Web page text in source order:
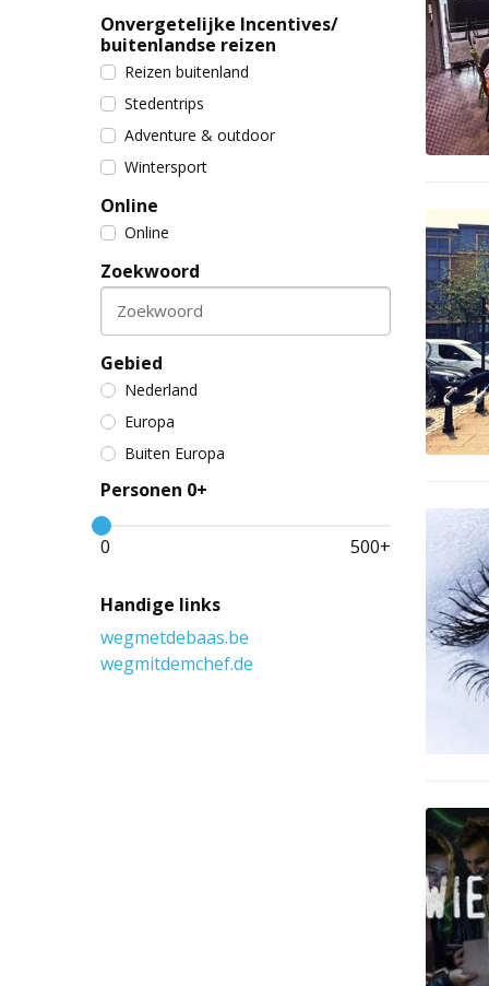
Onvergetelijke Incentives/
buitenlandse reizen
Reizen buitenland
Stedentrips
Adventure & outdoor
Wintersport
Online
Online
Zoekwoord
Zoekwoord
Gebied
Nederland
Europa
Buiten Europa
Personen 0+
0 500+
Handige links
wegmetdebaas.be
wegmitdemchef.de